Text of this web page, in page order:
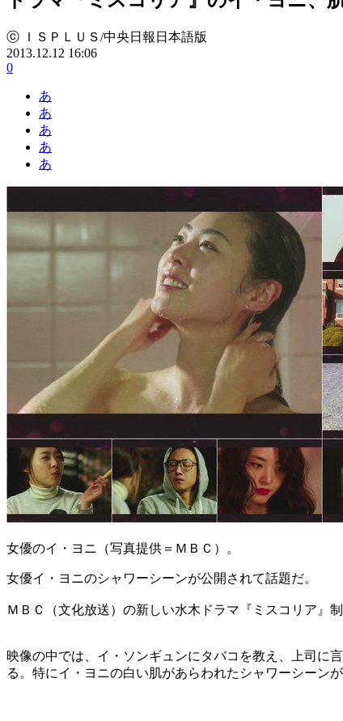
ⓒ ＩＳＰＬＵＳ/中央日報日本語版
2013.12.12 16:06
0
あ
あ
あ
あ
あ
女優のイ・ヨニ（写真提供＝ＭＢＣ）。
女優イ・ヨニのシャワーシーンが公開されて話題だ。
ＭＢＣ（文化放送）の新しい水木ドラマ『ミスコリア』
映像の中では、イ・ソンギュンにタバコを教え、上司に
る。特にイ・ヨニの白い肌があらわれたシャワーシーン